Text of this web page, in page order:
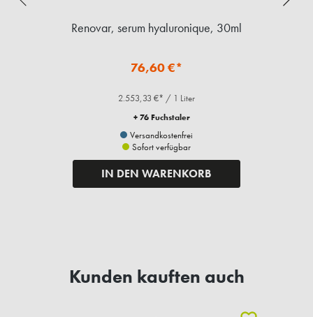
Renovar, serum hyaluronique, 30ml
76,60 €*
2.553,33 €* / 1 Liter
+ 76 Fuchstaler
Versandkostenfrei
Sofort verfügbar
IN DEN WARENKORB
Kunden kauften auch